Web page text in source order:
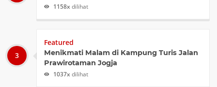
1158x dilihat
Featured
Menikmati Malam di Kampung Turis Jalan
Prawirotaman Jogja
1037x dilihat